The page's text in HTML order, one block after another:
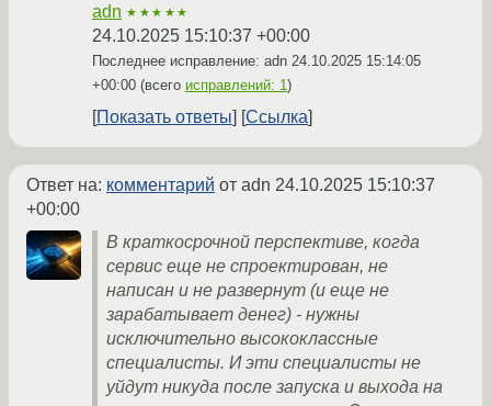
adn ★★★★★
24.10.2025 15:10:37 +00:00
Последнее исправление: adn 24.10.2025 15:14:05
+00:00 (всего исправлений: 1)
Показать ответы Ссылка
Ответ на: комментарий от adn 24.10.2025 15:10:37
+00:00
В краткосрочной перспективе, когда
сервис еще не спроектирован, не
написан и не развернут (и еще не
зарабатывает денег) - нужны
исключительно высококлассные
специалисты. И эти специалисты не
уйдут никуда после запуска и выхода на